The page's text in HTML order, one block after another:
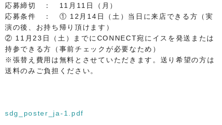
応募締切 ： 11月11日（月）
応募条件 ： ① 12月14日（土）当日に来店できる方（実
演の後、お持ち帰り頂けます）
② 11月23日（土）までにCONNECT宛にイスを発送または
持参できる方（事前チェックが必要なため）
※張替え費用は無料とさせていただきます。送り希望の方は
送料のみご負担ください。
sdg_poster_ja-1.pdf